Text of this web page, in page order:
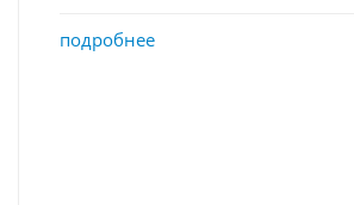
подробнее